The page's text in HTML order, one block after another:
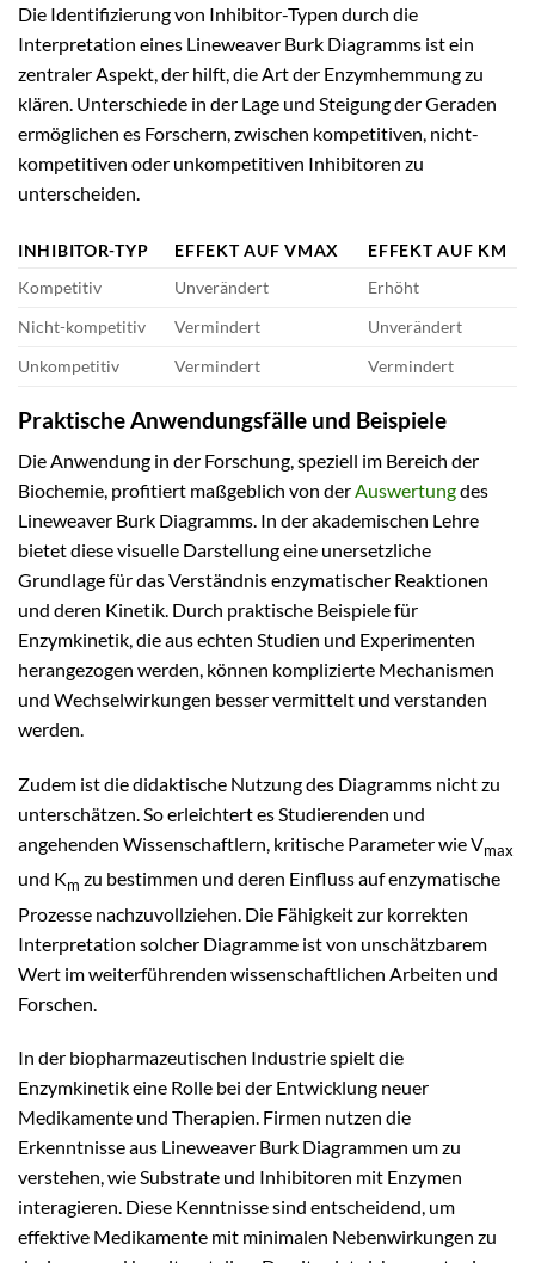
Die Identifizierung von Inhibitor-Typen durch die
Interpretation eines Lineweaver Burk Diagramms ist ein
zentraler Aspekt, der hilft, die Art der Enzymhemmung zu
klären. Unterschiede in der Lage und Steigung der Geraden
ermöglichen es Forschern, zwischen kompetitiven, nicht-
kompetitiven oder unkompetitiven Inhibitoren zu
unterscheiden.
INHIBITOR-TYP EFFEKT AUF VMAX
EFFEKT AUF KM
Kompetitiv
Unverändert
Erhöht
Nicht-kompetitiv
Vermindert
Unverändert
Unkompetitiv
Vermindert Vermindert
Praktische Anwendungsfälle und Beispiele
Die Anwendung in der Forschung, speziell im Bereich der
Biochemie, profitiert maßgeblich von derAuswertungdes
Lineweaver Burk Diagramms. In der akademischen Lehre
bietet diese visuelle Darstellung eine unersetzliche
Grundlage für das Verständnis enzymatischer Reaktionen
und deren Kinetik. Durch praktische Beispiele für
Enzymkinetik, die aus echten Studien und Experimenten
herangezogen werden, können komplizierte Mechanismen
und Wechselwirkungen besser vermittelt und verstanden
werden.
Zudem ist die didaktische Nutzung des Diagramms nicht zu
unterschätzen. So erleichtert es Studierenden und
angehenden Wissenschaftlern, kritische Parameter wie Vmax
und Km zu bestimmen und deren Einfluss auf enzymatische
Prozesse nachzuvollziehen. Die Fähigkeit zur korrekten
Interpretation solcher Diagramme ist von unschätzbarem
Wert im weiterführenden wissenschaftlichen Arbeiten und
Forschen.
In der biopharmazeutischen Industrie spielt die
Enzymkinetik eine Rolle bei der Entwicklung neuer
Medikamente und Therapien. Firmen nutzen die
Erkenntnisse aus Lineweaver Burk Diagrammen um zu
verstehen, wie Substrate und Inhibitoren mit Enzymen
interagieren. Diese Kenntnisse sind entscheidend, um
effektive Medikamente mit minimalen Nebenwirkungen zu